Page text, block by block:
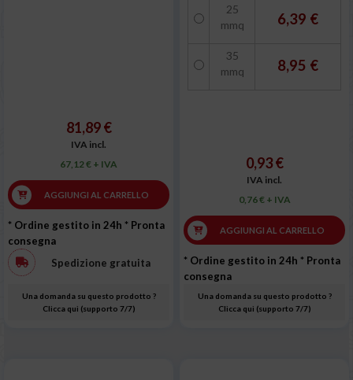
81,89 €
IVA incl.
67,12 € + IVA
AGGIUNGI AL CARRELLO
* Ordine gestito in 24h * Pronta
consegna
Spedizione gratuita
Una domanda su questo prodotto ?
Clicca qui (supporto 7/7)
25
mmq
6,39 €
35
mmq
8,95 €
0,93 €
IVA incl.
0,76 € + IVA
AGGIUNGI AL CARRELLO
* Ordine gestito in 24h * Pronta
consegna
Una domanda su questo prodotto ?
Clicca qui (supporto 7/7)